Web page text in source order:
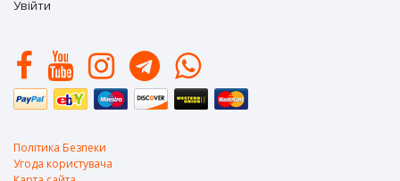
Увійти
Політика Безпеки
Угода користувача